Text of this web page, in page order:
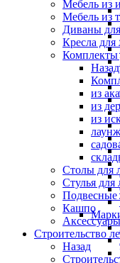
Мебель из
Мебель из
Диваны
Кресла для
Комплекты
Назад
из
из
из
лаунж
Столы для
Стулья для
Подвесные
Кашпо
Аксессуары
Строительство
Назад